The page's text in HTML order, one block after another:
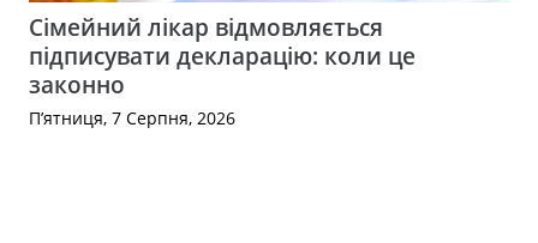
Сімейний лікар відмовляється
підписувати декларацію: коли це
законно
П’ятниця, 7 Серпня, 2026